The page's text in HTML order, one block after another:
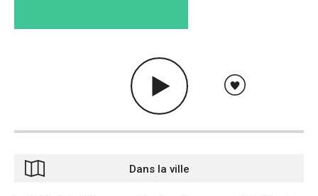
Dans la ville